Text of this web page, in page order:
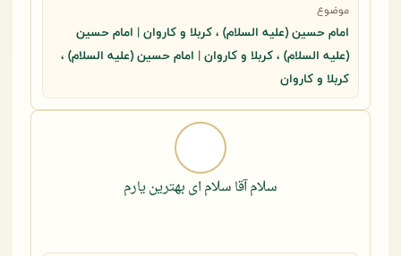
موضوع
امام حسین (علیه السلام) ، کربلا و کاروان | امام حسین
(علیه السلام) ، کربلا و کاروان | امام حسین (علیه السلام) ،
کربلا و کاروان
سلام آقا سلام ای بهترین یارم